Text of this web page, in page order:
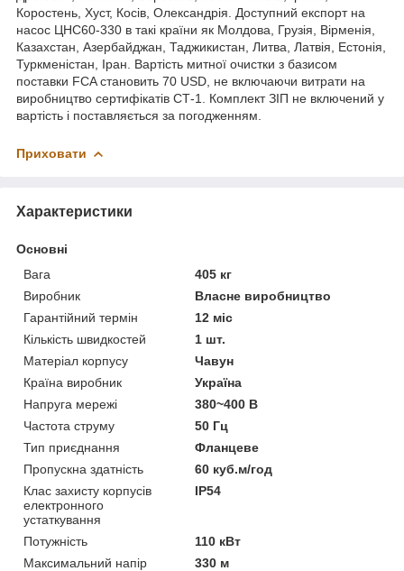
Коростень, Хуст, Косів, Олександрія. Доступний експорт на
насос ЦНС60-330 в такі країни як Молдова, Грузія, Вірменія,
Казахстан, Азербайджан, Таджикистан, Литва, Латвія, Естонія,
Туркменістан, Іран. Вартість митної очистки з базисом
поставки FCA становить 70 USD, не включаючи витрати на
виробництво сертифікатів СТ-1. Комплект ЗІП не включений у
вартість і поставляється за погодженням.
Приховати
Характеристики
Основні
Вага
405 кг
Виробник
Власне виробництво
Гарантійний термін
12 міс
Кількість швидкостей
1 шт.
Матеріал корпусу
Чавун
Країна виробник
Україна
Напруга мережі
380~400 В
Частота струму
50 Гц
Тип приєднання
Фланцеве
Пропускна здатність
60 куб.м/год
Клас захисту корпусів
електронного
устаткування
IP54
Потужність
110 кВт
Максимальний напір
330 м